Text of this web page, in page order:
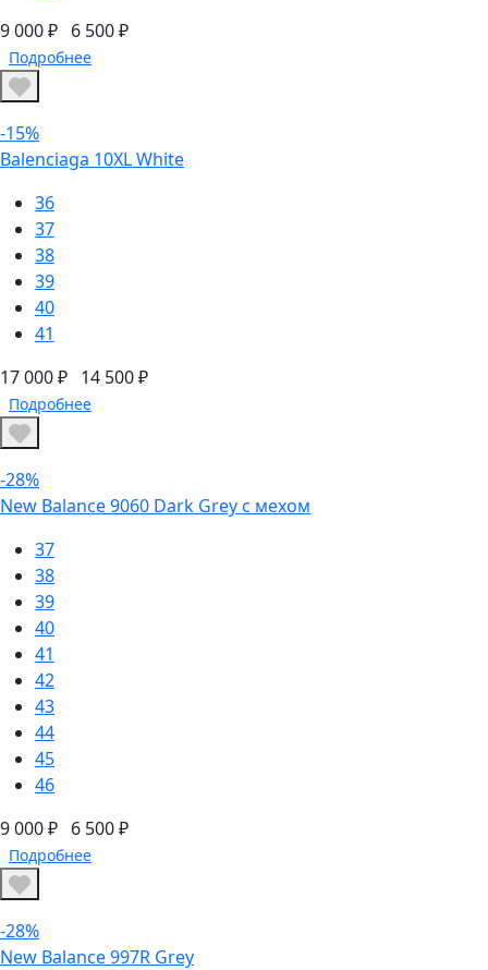
9 000 ₽ 6 500 ₽
Подробнее
-15%
Balenciaga 10XL White
36
37
38
39
40
41
17 000 ₽ 14 500 ₽
Подробнее
-28%
New Balance 9060 Dark Grey с мехом
37
38
39
40
41
42
43
44
45
46
9 000 ₽ 6 500 ₽
Подробнее
-28%
New Balance 997R Grey